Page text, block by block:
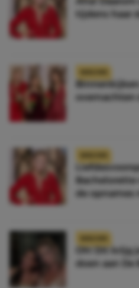
tijdens haar
overnachten
de opnames
Oh! Dit krijg
doen aan De